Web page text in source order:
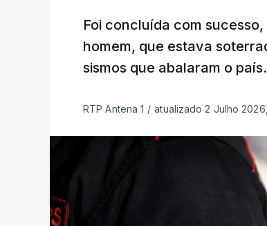
Foi concluída com
homem, que estava
sismos que abalaram o país.
RTP Antena 1 / atualizado 2 Julho